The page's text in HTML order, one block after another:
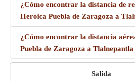
¿Cómo encontrar la distancia de
Heroica Puebla de Zaragoza a
¿Cómo encontrar la distancia
Puebla de Zaragoza a Tlalnepantla
Salida